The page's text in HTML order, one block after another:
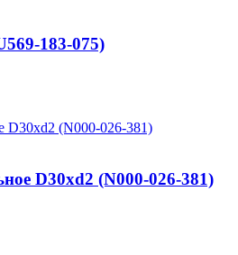
183-075)
D30хd2 (N000-026-381)